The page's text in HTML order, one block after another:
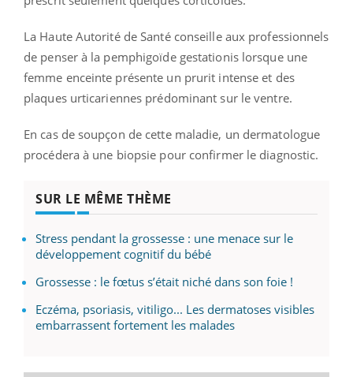
La Haute Autorité de Santé conseille aux professionnels
de penser à la pemphigoïde gestationis lorsque une
femme enceinte présente un prurit intense et des
plaques urticariennes prédominant sur le ventre.
En cas de soupçon de cette maladie, un dermatologue
procédera à une biopsie pour confirmer le diagnostic.
SUR LE MÊME THÈME
Stress pendant la grossesse : une menace sur le
développement cognitif du bébé
Grossesse : le fœtus s’était niché dans son foie !
Eczéma, psoriasis, vitiligo... Les dermatoses visibles
embarrassent fortement les malades